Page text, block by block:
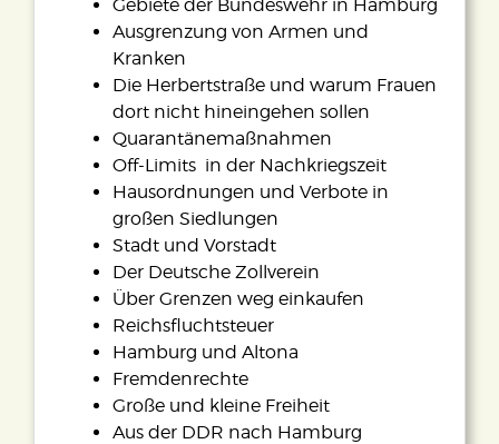
Gebiete der Bundeswehr in Hamburg
Ausgrenzung von Armen und
Kranken
Die Herbertstraße und warum Frauen
dort nicht hineingehen sollen
Quarantänemaßnahmen
Off-Limits in der Nachkriegszeit
Hausordnungen und Verbote in
großen Siedlungen
Stadt und Vorstadt
Der Deutsche Zollverein
Über Grenzen weg einkaufen
Reichsfluchtsteuer
Hamburg und Altona
Fremdenrechte
Große und kleine Freiheit
Aus der DDR nach Hamburg